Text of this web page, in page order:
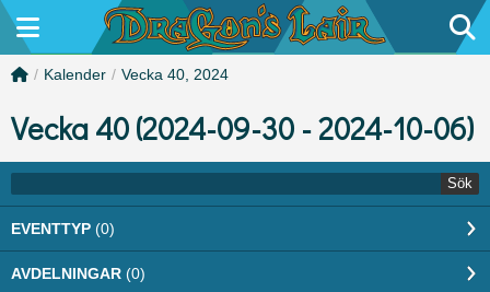
/ Kalender / Vecka 40, 2024
Vecka 40 (2024-09-30 - 2024-10-06)
Sök
EVENTTYP (0)
AVDELNINGAR (0)